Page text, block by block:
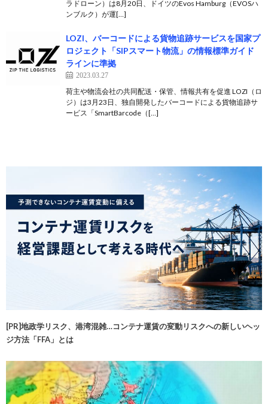
ラドローン）は8月20日、ドイツのEvos Hamburg（EVOSハ
ンブルク）が運[…]
LOZI、バーコードによる貨物追跡サービスを国家プ
ロジェクト「SIPスマート物流」の情報標準ガイド
ラインに準拠
2023.03.27
荷主や物流会社の共同配送・保管、情報共有を促進 LOZI（ロ
ジ）は3月23日、独自開発したバーコードによる貨物追跡サ
ービス「SmartBarcode（[…]
[PR]地政学リスク、港湾混雑…コンテナ運賃の変動リスクへの新しいヘッ
ジ方法「FFA」とは